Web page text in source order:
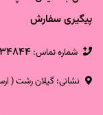
پیگیری سفارش
شماره تماس‌: 09366134844 فقط
نشانی: گیلان رشت (